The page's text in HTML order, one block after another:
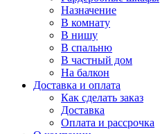
Назначение
В комнату
В нишу
В спальню
В частный дом
На балкон
Доставка и оплата
Как сделать заказ
Доставка
Оплата и рассрочка